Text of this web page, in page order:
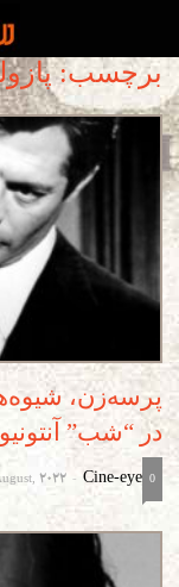
برچسب:
پرسه‌زن،
در “شب”
Cine-eye
-
2022 0